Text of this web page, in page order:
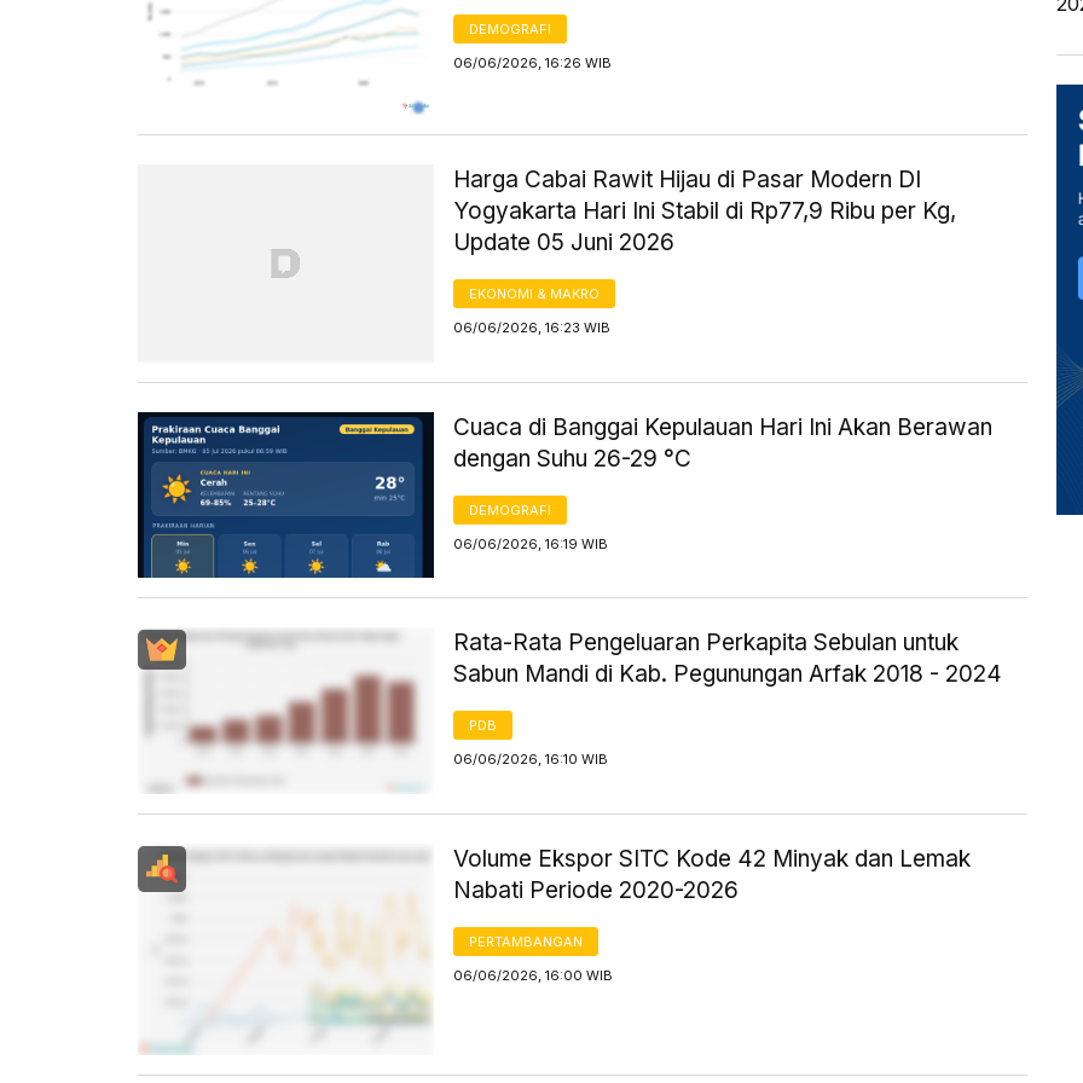
DEMOGRAFI
06/06/2026, 16:26 WIB
Harga Cabai Rawit Hijau di Pasar Modern DI
Yogyakarta Hari Ini Stabil di Rp77,9 Ribu per Kg,
Update 05 Juni 2026
EKONOMI & MAKRO
06/06/2026, 16:23 WIB
Cuaca di Banggai Kepulauan Hari Ini Akan Berawan
dengan Suhu 26-29 °C
DEMOGRAFI
06/06/2026, 16:19 WIB
Rata-Rata Pengeluaran Perkapita Sebulan untuk
Sabun Mandi di Kab. Pegunungan Arfak 2018 - 2024
PDB
06/06/2026, 16:10 WIB
Volume Ekspor SITC Kode 42 Minyak dan Lemak
Nabati Periode 2020-2026
PERTAMBANGAN
06/06/2026, 16:00 WIB